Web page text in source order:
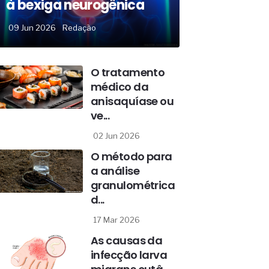
à bexiga neurogênica
09 Jun 2026 Redação
O tratamento
médico da
anisaquíase ou
ve...
02 Jun 2026
O método para
a análise
granulométrica
d...
17 Mar 2026
As causas da
infecção larva